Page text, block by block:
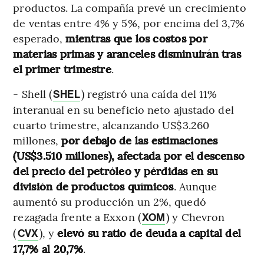
productos. La compañía prevé un crecimiento
de ventas entre 4% y 5%, por encima del 3,7%
esperado,mientras que los costos por
materias primas y aranceles disminuirán tras
el primer trimestre.
- Shell (SHEL) registró una caída del 11%
interanual en su beneficio neto ajustado del
cuarto trimestre, alcanzando US$3.260
millones,por debajo de las estimaciones
(US$3.510 millones), afectada por el descenso
del precio del petróleo y pérdidas en su
división de productos químicos. Aunque
aumentó su producción un 2%, quedó
rezagada frente a Exxon (XOM) y Chevron
(CVX), yelevó su ratio de deuda a capital del
17,7% al 20,7%.